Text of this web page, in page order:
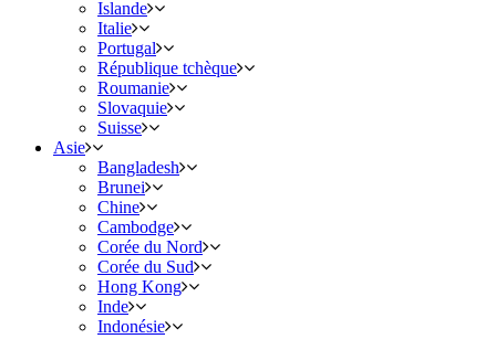
Islande
Italie
Portugal
République tchèque
Roumanie
Slovaquie
Suisse
Asie
Bangladesh
Brunei
Chine
Cambodge
Corée du Nord
Corée du Sud
Hong Kong
Inde
Indonésie